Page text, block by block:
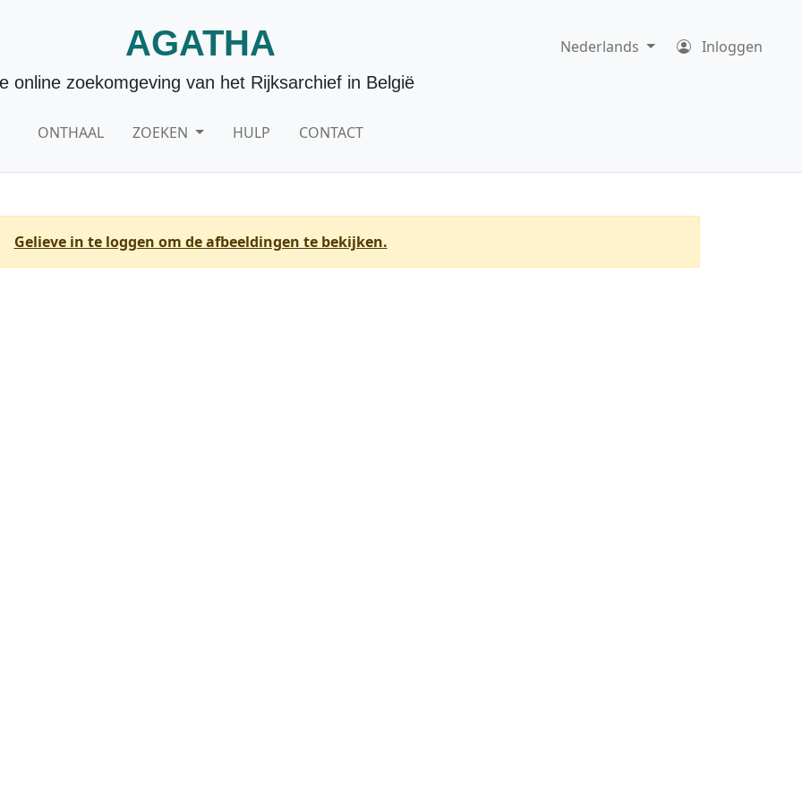
AGATHA
online zoekomgeving van het Rijksarchief in België
ONTHAAL ZOEKEN HULP CONTACT
Nederlands Inloggen
Gelieve in te loggen om de afbeeldingen te bekijken.